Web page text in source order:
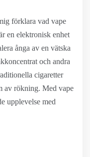
förklara vad vape
en elektronisk enhet
ånga av en vätska
och andra
cigaretter
av rökning. Med vape
upplevelse med